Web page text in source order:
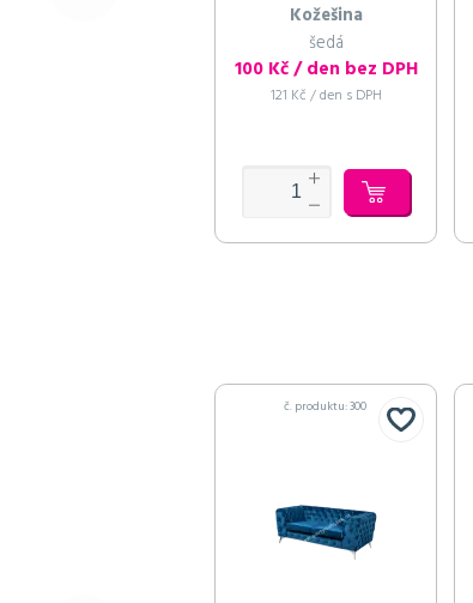
Kožešina
šedá
100 Kč / den bez DPH
121 Kč / den s DPH
č. produktu: 300